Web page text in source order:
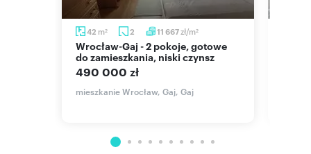
42 m2 2 11 667zł/m2
Wrocław-Gaj - 2 pokoje, gotowe
do zamieszkania, niski czynsz
490 000 zł
mieszkanie Wrocław, Gaj, Gaj